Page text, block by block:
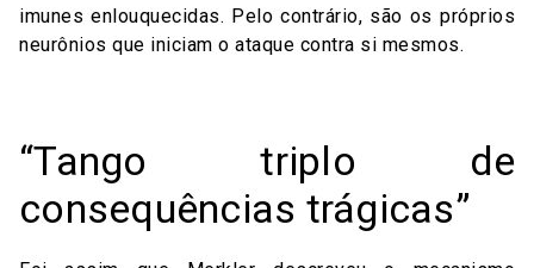
imunes enlouquecidas. Pelo contrário, são os próprios
neurônios que iniciam o ataque contra si mesmos.
“Tango triplo de
consequências trágicas”